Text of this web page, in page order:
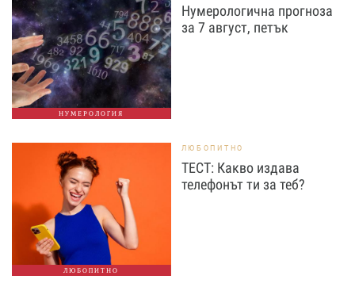
НУМЕРОЛОГИЯ
Нумерологична прогноза
за 7 август, петък
ЛЮБОПИТНО
ЛЮБОПИТНО
ТЕСТ: Какво издава
телефонът ти за теб?